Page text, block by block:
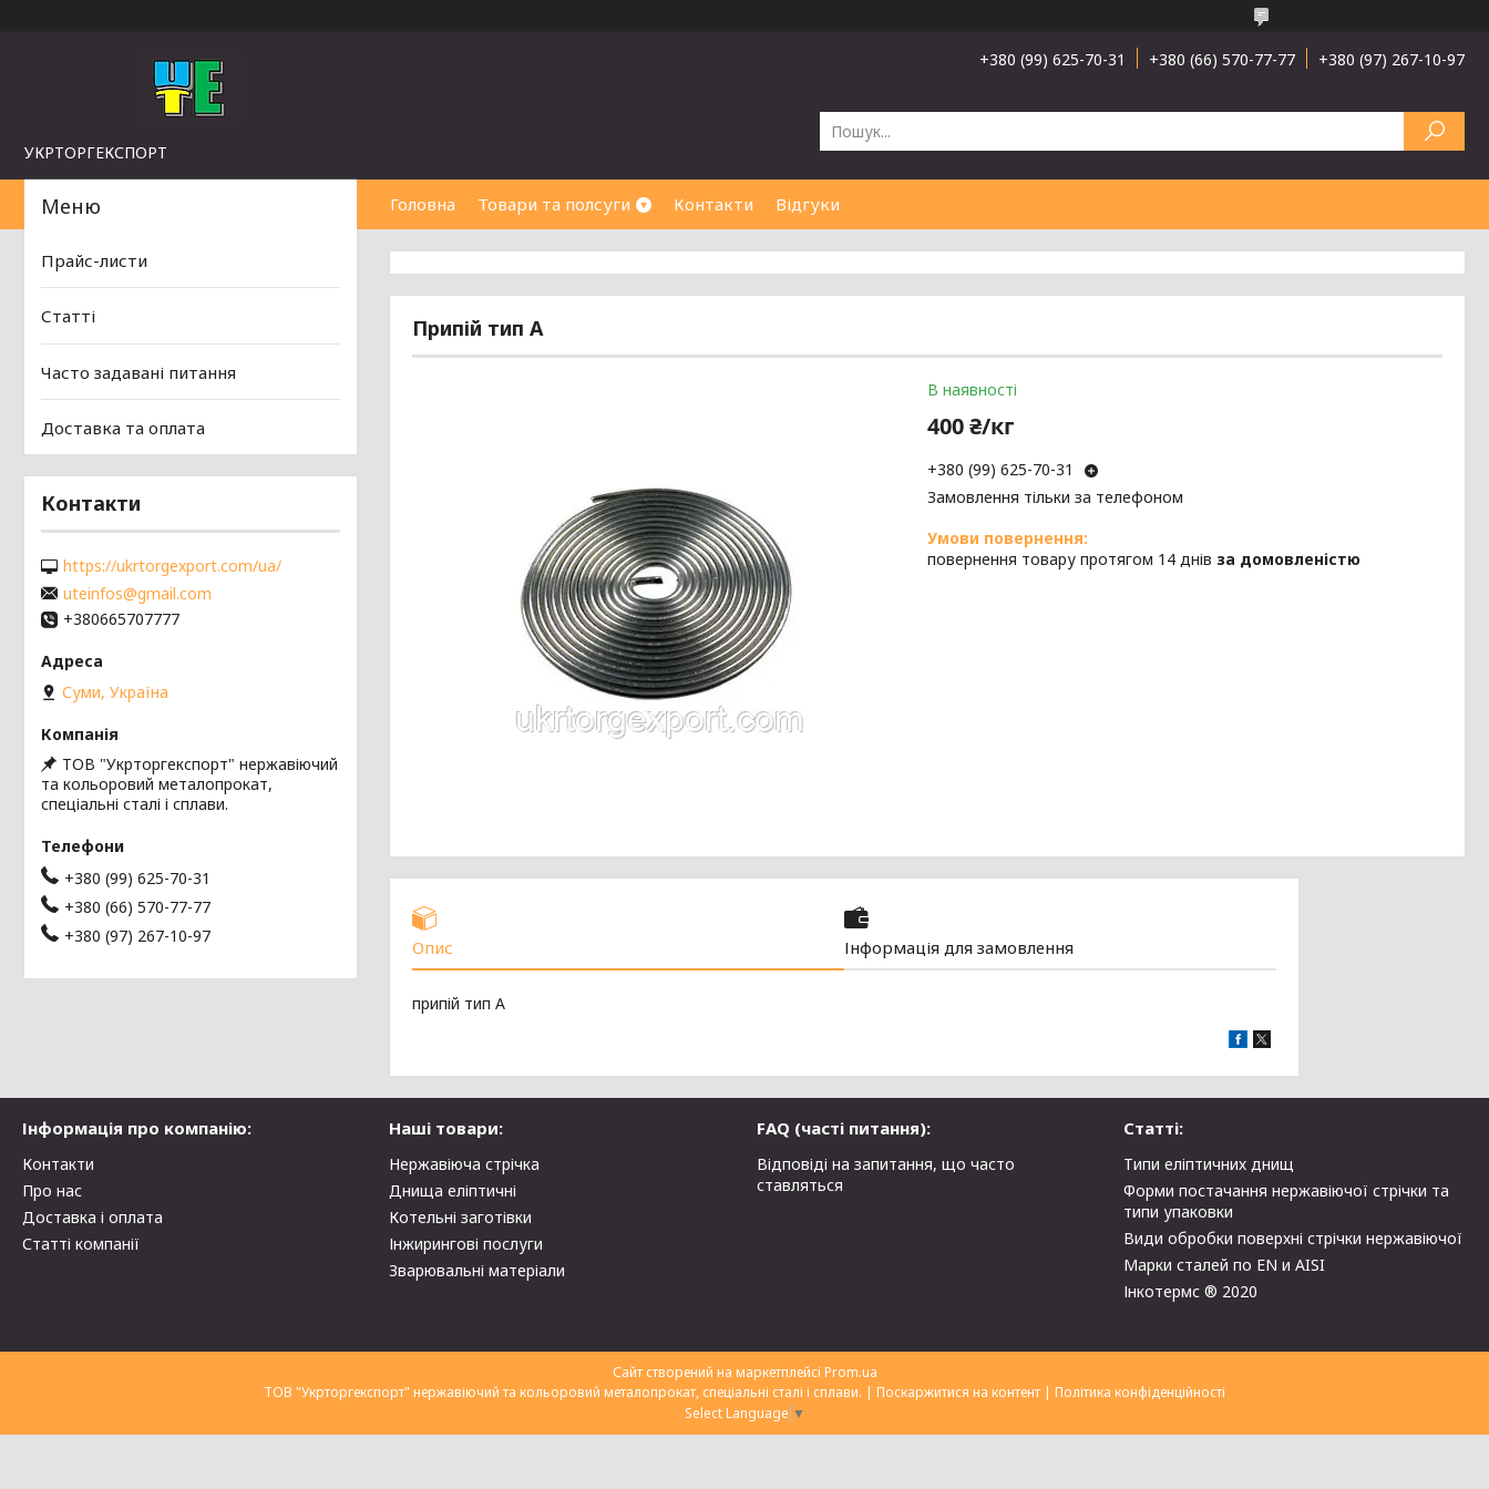
УКРТОРГЕКСПОРТ
+380 (99) 625-70-31 +380 (66) 570-77-77 +380 (97) 267-10-97
Головна Товари та полсуги Контакти Відгуки
Припій тип А
В наявності
400 ₴/кг
+380 (99) 625-70-31
Замовлення тільки за телефоном
повернення товару протягом 14 днів за домовленістю
Опис Інформація для замовлення
припій тип А
Прайс-листи
Статті
Часто задавані питання
Доставка та оплата
Контакти
https://ukrtorgexport.com/ua/
uteinfos@gmail.com
+380665707777
Суми, Україна
ТОВ "Укрторгекспорт" нержавіючий
та кольоровий металопрокат,
спеціальні сталі і сплави.
+380 (99) 625-70-31
+380 (66) 570-77-77
+380 (97) 267-10-97
Інформація про компанію:
Контакти
Про нас
Доставка і оплата
Статті компанії
Наші товари:
Нержавіюча стрічка
Днища еліптичні
Котельні заготівки
Інжирингові послуги
Зварювальні матеріали
FAQ (часті питання):
Відповіді на запитання, що часто
ставляться
Статті:
Типи еліптичних днищ
Форми постачання нержавіючої стрічки та
типи упаковки
Види обробки поверхні стрічки нержавіючої
Марки сталей по EN и AISI
Інкотермс ® 2020
Сайт створений на маркетплейсі Prom.ua
ТОВ "Укрторгекспорт" нержавіючий та кольоровий металопрокат, спеціальні сталі і сплави. | Поскаржитися на контент | Політика конфіденційності
Select Language ▼